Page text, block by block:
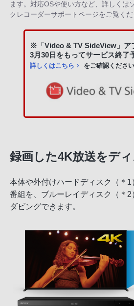
ます。対応OSや使い方など、詳しくは
クレコーダーサポートページ をご覧く
※「Video & TV SideView」ア
3月30日をもってサービス終了
詳しくはこちら をご確認ください
録画した4K放送をデ
本体や外付けハードディスク（＊
番組を、ブルーレイディスク（＊2
ダビングできます。